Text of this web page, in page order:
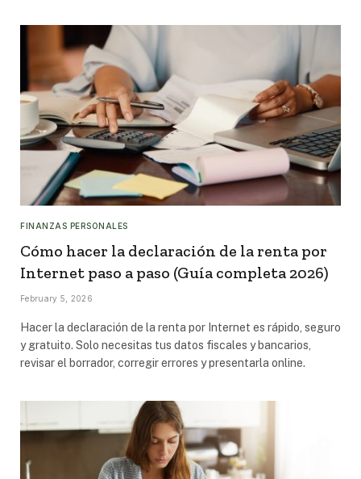
FINANZAS PERSONALES
Cómo hacer la declaración de la renta por
Internet paso a paso (Guía completa 2026)
February 5, 2026
Hacer la declaración de la renta por Internet es rápido, seguro
y gratuito. Solo necesitas tus datos fiscales y bancarios,
revisar el borrador, corregir errores y presentarla online.